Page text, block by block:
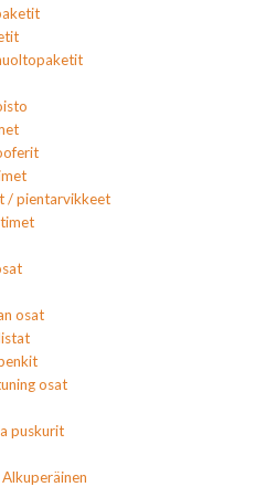
/ pientarvikkeet
osat
osat
puskurit
Alkuperäinen